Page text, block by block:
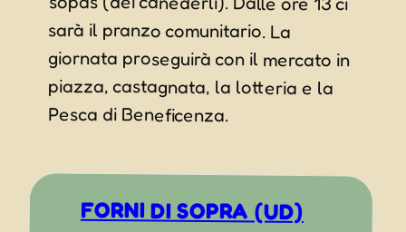
Pesca di Beneficenza.
FORNI DI SOPRA (UD)